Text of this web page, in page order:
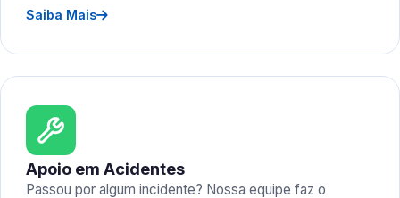
Saiba Mais
Apoio em Acidentes
Passou por algum incidente? Nossa equipe faz o